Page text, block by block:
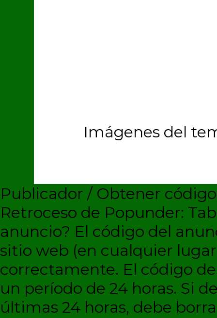
Imágenes del
Publicador / Obtener
Retroceso de Popunder:
anuncio? El código del
sitio web (en cualquier
correctamente. El código
un período de 24 horas. Si
últimas 24 horas, debe